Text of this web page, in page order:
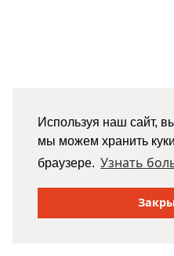
Используя наш сайт,
мы можем хранить
браузере. Узнать